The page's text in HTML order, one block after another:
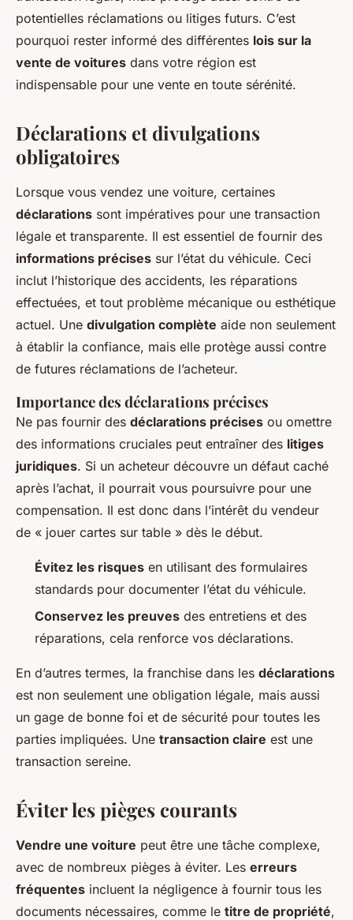
potentielles réclamations ou litiges futurs. C’est
pourquoi rester informé des différentes lois sur la
vente de voitures dans votre région est
indispensable pour une vente en toute sérénité.
Déclarations et divulgations
obligatoires
Lorsque vous vendez une voiture, certaines
déclarations sont impératives pour une transaction
légale et transparente. Il est essentiel de fournir des
informations précises sur l’état du véhicule. Ceci
inclut l’historique des accidents, les réparations
effectuées, et tout problème mécanique ou esthétique
actuel. Une divulgation complète aide non seulement
à établir la confiance, mais elle protège aussi contre
de futures réclamations de l’acheteur.
Importance des déclarations précises
Ne pas fournir des déclarations précises ou omettre
des informations cruciales peut entraîner des litiges
juridiques. Si un acheteur découvre un défaut caché
après l’achat, il pourrait vous poursuivre pour une
compensation. Il est donc dans l’intérêt du vendeur
de « jouer cartes sur table » dès le début.
Évitez les risques en utilisant des formulaires
standards pour documenter l’état du véhicule.
Conservez les preuves des entretiens et des
réparations, cela renforce vos déclarations.
En d’autres termes, la franchise dans les déclarations
est non seulement une obligation légale, mais aussi
un gage de bonne foi et de sécurité pour toutes les
parties impliquées. Une transaction claire est une
transaction sereine.
Éviter les pièges courants
Vendre une voiture peut être une tâche complexe,
avec de nombreux pièges à éviter. Les erreurs
fréquentes incluent la négligence à fournir tous les
documents nécessaires, comme le titre de propriété,